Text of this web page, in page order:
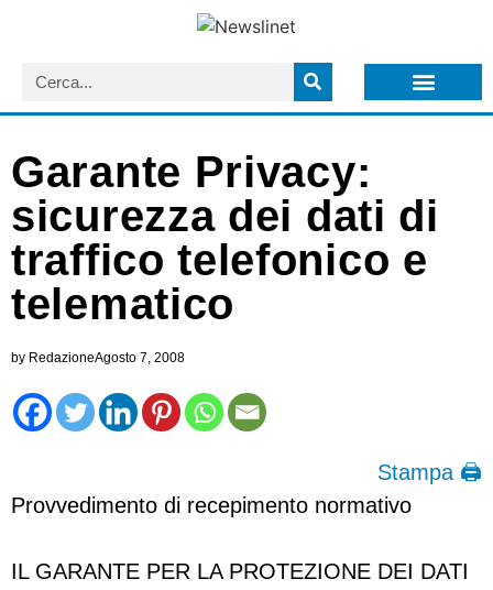
Garante Privacy:
sicurezza dei dati di
traffico telefonico e
telematico
by RedazioneAgosto 7, 2008
Stampa 🖨
Provvedimento di recepimento normativo
IL GARANTE PER LA PROTEZIONE DEI DATI